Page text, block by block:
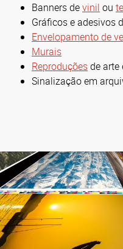
Banners devinil ou
Gráficos e adesivos
Envelopamento de
Murais
Reproduçõesde arte
Sinalização em